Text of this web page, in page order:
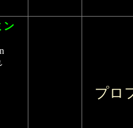
ン
プロ